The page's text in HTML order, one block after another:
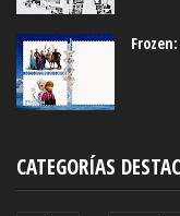
CATEGORÍAS